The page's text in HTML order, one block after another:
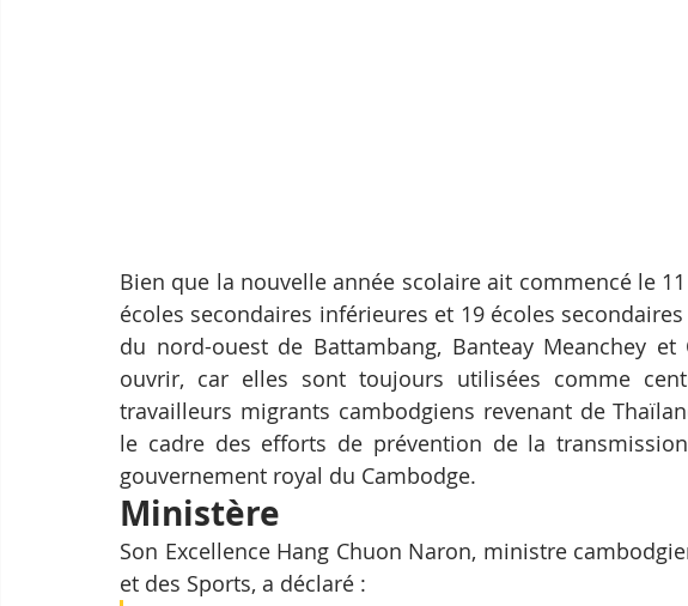
Bien que la nouvelle année scolaire ait commencé le
écoles secondaires inférieures et 19 écoles
du nord-ouest de Battambang, Banteay Meanchey et
ouvrir, car elles sont toujours utilisées comme
travailleurs migrants cambodgiens revenant de
le cadre des efforts de prévention de la
gouvernement royal du Cambodge.
Ministère
Son Excellence Hang Chuon Naron, ministre
et des Sports, a déclaré :